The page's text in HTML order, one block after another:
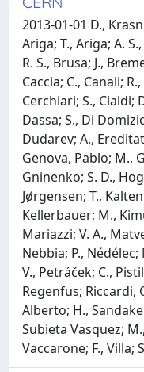
2013-01-01 D.,
Ariga; T., Ariga; A.
R. S., Brusa; J.,
Caccia; C., Canali;
Cerchiari; S., Cialdi;
Dassa; S., Di
Dudarev; A.,
Genova, Pablo; M.,
Gninenko; S. D.,
Jo̸rgensen; T.,
Kellerbauer; M.,
Mariazzi; V. A.,
Nebbia; P.,
V., Petráček; C.,
Regenfus; Riccardi,
Alberto; H.,
Subieta Vasquez;
Vaccarone; F., Villa;